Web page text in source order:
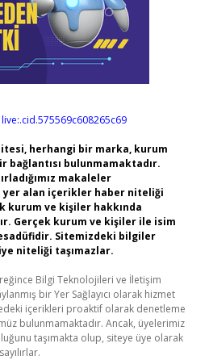
live:.cid.575569c608265c69
herhangi bir marka, kurum
bağlantısı bulunmamaktadır.
makaleler
yer alan içerikler haber niteliği
kurum ve kişiler hakkında
Gerçek kurum ve kişiler ile isim
Sitemizdeki bilgiler
niteliği taşımazlar.
Bilgi Teknolojileri ve İletişim
bir Yer Sağlayıcı olarak hizmet
içerikleri proaktif olarak denetleme
bulunmamaktadır. Ancak, üyelerimiz
taşımakta olup, siteye üye olarak